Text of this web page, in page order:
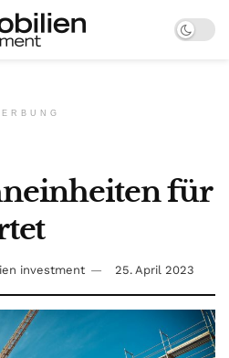
für
investment 25. April 2023